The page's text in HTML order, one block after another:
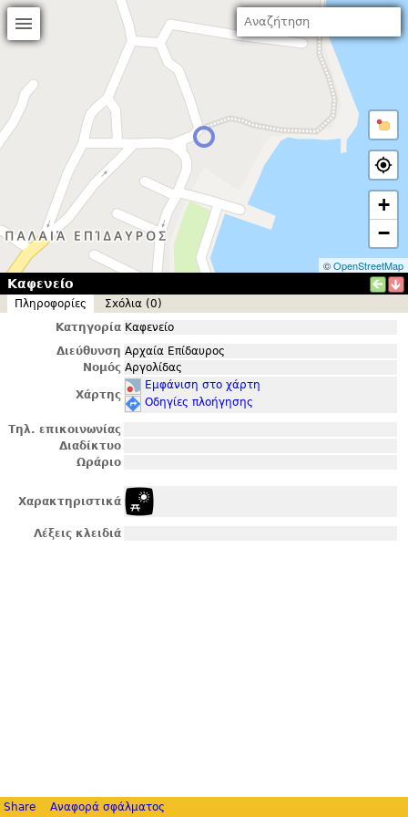
+
−
©OpenStreetMap
Καφενείο
Πληροφορίες
Σxόλια (0)
Κατηγορία Καφενείο
Διεύθυνση Αρχαία Επίδαυρος
Νομός Αργολίδας
Χάρτης
Εμφάνιση στο χάρτη
Οδηγίες πλοήγησης
Τηλ. επικοινωνίας
Διαδίκτυο
Ωράριο
Χαρακτηριστικά
Λέξεις κλειδιά
Share Αναφορά σφάλματος